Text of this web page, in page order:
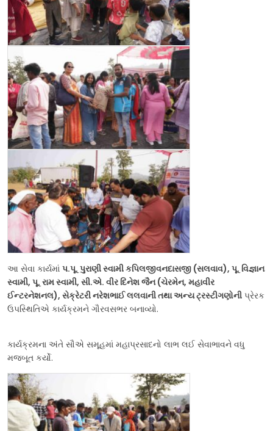
આ સેવા કાર્યમાં પ.પૂ. પુરાણી સ્વામી કપિલજીવનદાસજી (સલવાવ), પૂ. વિજ્ઞાન
સ્વામી, પૂ. રામ સ્વામી, સી.એ. વીર દિનેશ જૈન (ચેરમેન, મહાવીર
ઈન્ટરનેશનલ), સેક્રેટરી નરેશભાઈ લલવાની તથા અન્ય ટ્રસ્ટીગણોની પ્રેરક
ઉપસ્થિતિએ કાર્યક્રમને ગૌરવસભર બનાવ્યો.
કાર્યક્રમના અંતે સૌએ સમૂહમાં મહાપ્રસાદનો લાભ લઈ સેવાભાવને વધુ
મજબૂત કર્યો.